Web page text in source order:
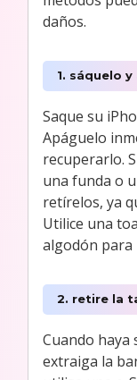
daños.
1. sáquelo
Saque su
Apáguelo
recuperarlo.
una funda o
retírelos, ya
Utilice una
algodón para
2. retire la
Cuando haya
extraiga la